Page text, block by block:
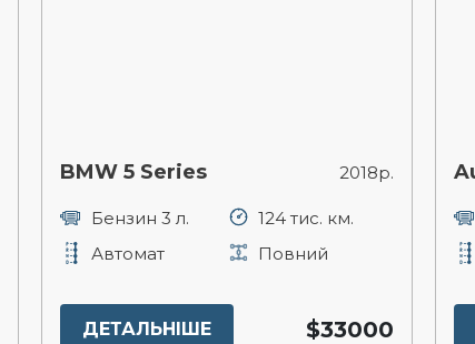
BMW 5 Series 2018р.
Бензин 3 л.
124 тис. км.
Автомат
Повний
ДЕТАЛЬНІШЕ $33000